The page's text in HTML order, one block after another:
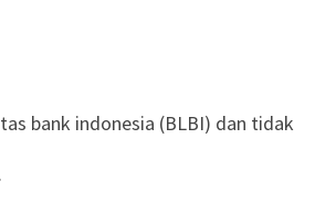
bank indonesia (BLBI) dan tidak